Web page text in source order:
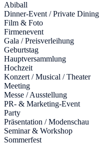
Abiball
Dinner-Event / Private Dining
Film & Foto
Firmenevent
Gala / Preisverleihung
Geburtstag
Hauptversammlung
Hochzeit
Konzert / Musical / Theater
Meeting
Messe / Ausstellung
PR- & Marketing-Event
Party
Präsentation / Modenschau
Seminar & Workshop
Sommerfest